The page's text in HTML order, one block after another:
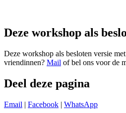
Deze workshop als
Deze workshop als besloten versie
vriendinnen? Mail of bel ons voor de
Deel deze pagina
Email | Facebook | WhatsApp